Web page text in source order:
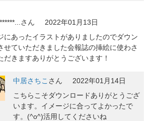
さん
2022年01月13日
にあったイラストがありましたのでダウン
せていただきました会報誌の挿絵に使わさ
だきますありがとうございます！
中居さちこ さん
2022年01月14日
こちらこそダウンロードありがとうござ
います。イメージに合ってよかったで
す。(^o^)活用してくださいね